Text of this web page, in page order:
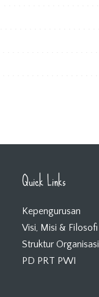
Quick Links
Kepengurusan
Visi, Misi & Filosofi
Struktur Organisasi
PD PRT PWI